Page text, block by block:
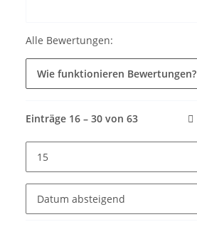
Alle Bewertungen:
Wie funktionieren Bewertungen?
Einträge 16 – 30 von 63